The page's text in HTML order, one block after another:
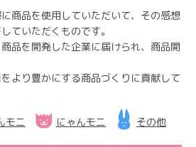
商品を使用していただいて、その感想
ていただくものです。
品を開発した企業に届けられ、商品開
より豊かにする商品づくりに貢献して
モニ にゃんモニ その他